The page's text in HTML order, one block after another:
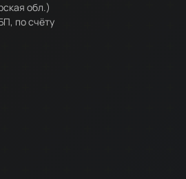
обл.)
по счёту